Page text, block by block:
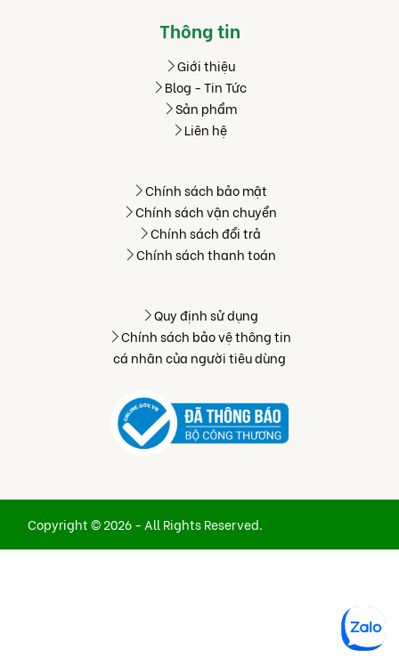
Thông tin
Giới thiệu
Blog - Tin Tức
Sản phẩm
Liên hệ
Chính sách bảo mật
Chính sách vận chuyển
Chính sách đổi trả
Chính sách thanh toán
Quy định sử dụng
Chính sách bảo vệ thông tin
cá nhân của người tiêu dùng
Copyright © 2026 - All Rights Reserved.